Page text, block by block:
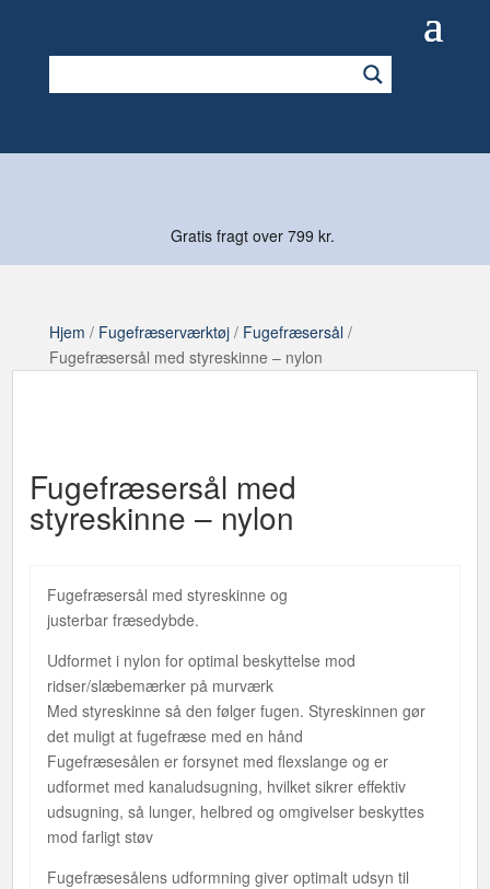
Gratis fragt over 799 kr.
Hjem / Fugefræserværktøj/ Fugefræsersål/
Fugefræsersål med styreskinne – nylon
Fugefræsersål med
styreskinne – nylon
Fugefræsersål med styreskinne og
justerbar fræsedybde.
Udformet i nylon for optimal beskyttelse mod
ridser/slæbemærker på murværk
Med styreskinne så den følger fugen. Styreskinnen gør
det muligt at fugefræse med en hånd
Fugefræsesålen er forsynet med flexslange og er
udformet med kanaludsugning, hvilket sikrer effektiv
udsugning, så lunger, helbred og omgivelser beskyttes
mod farligt støv
Fugefræsesålens udformning giver optimalt udsyn til